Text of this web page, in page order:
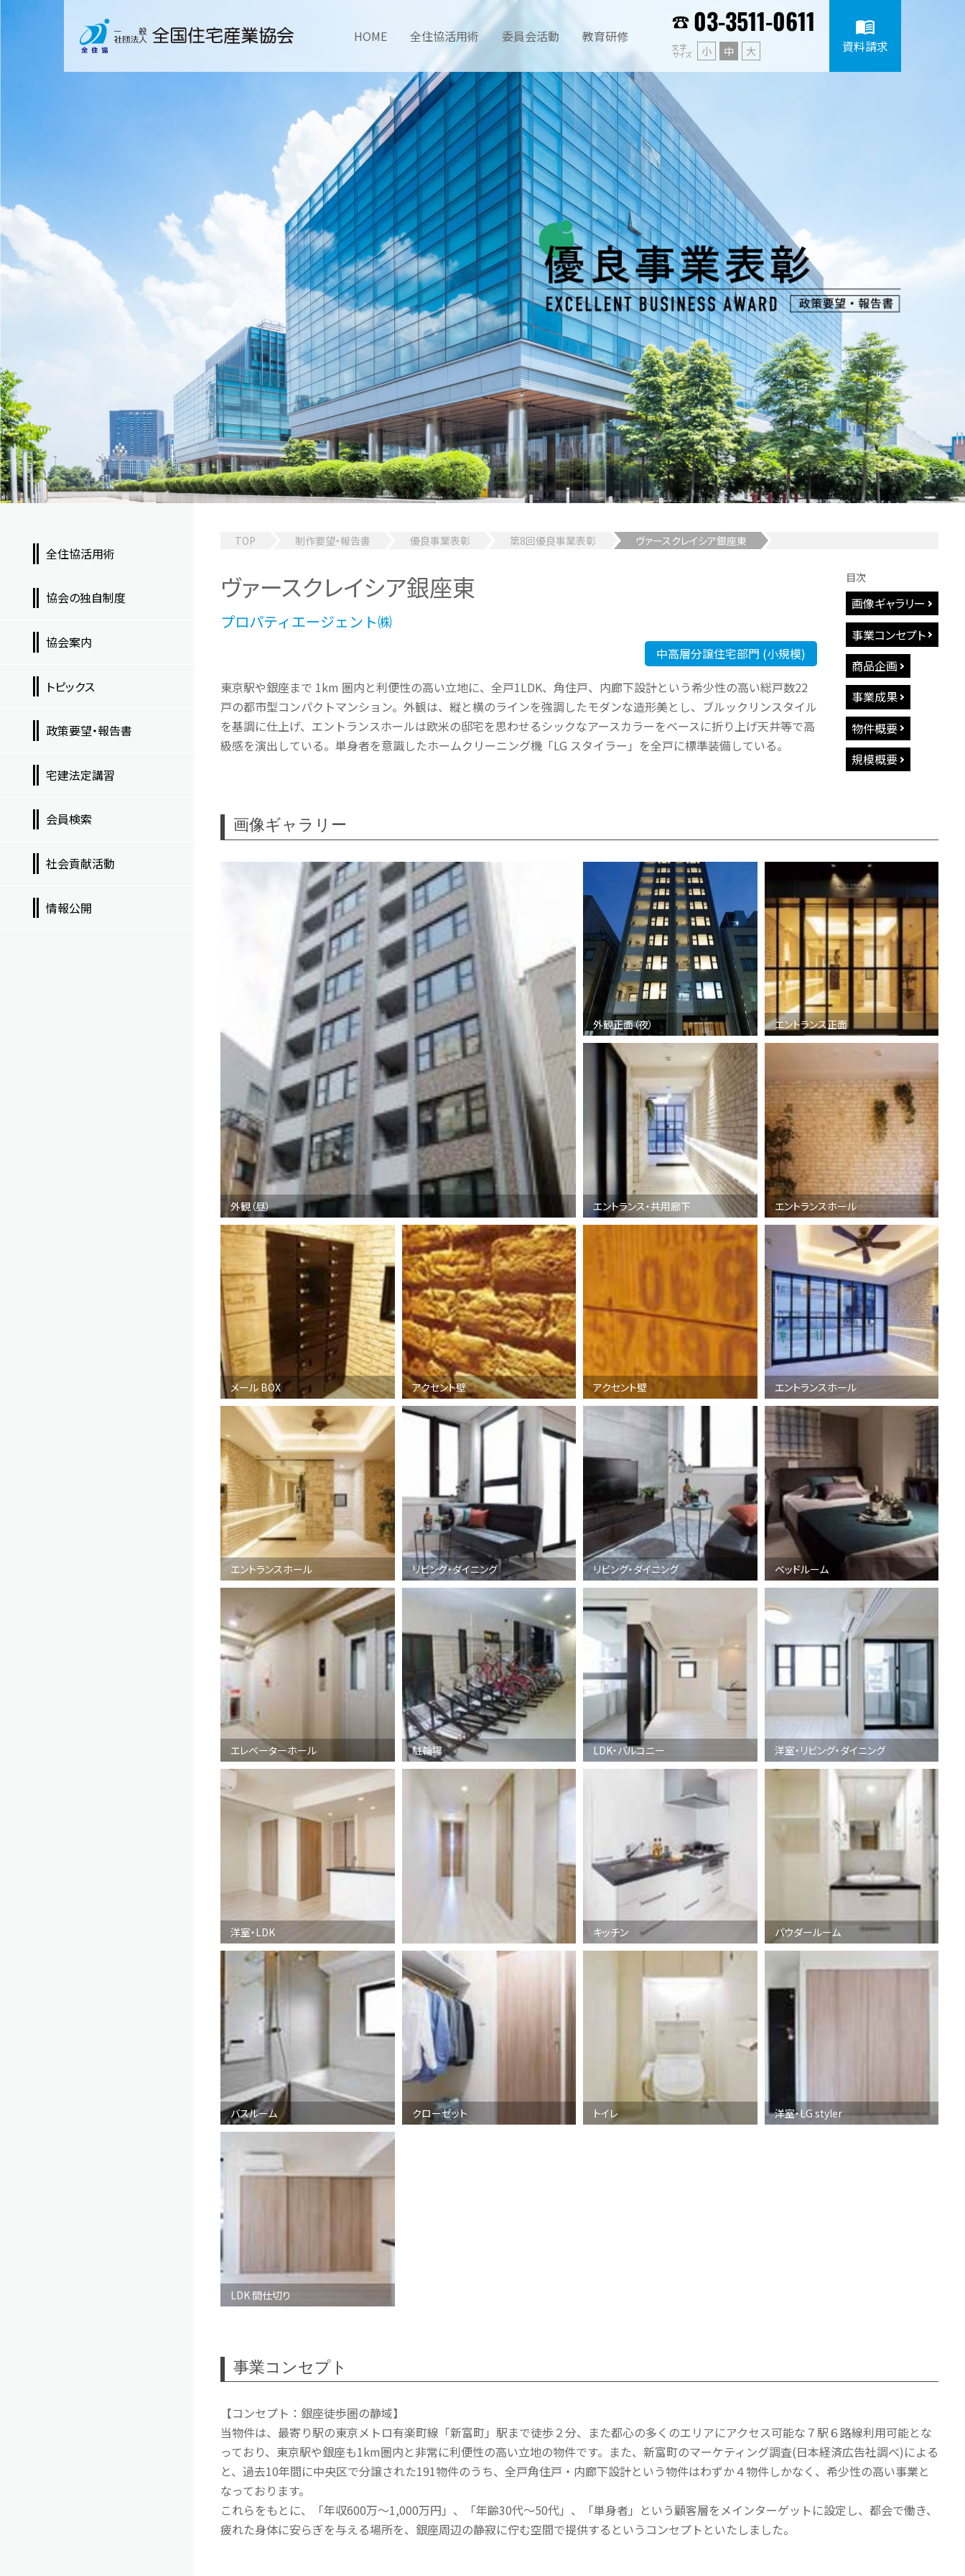
HOME 全住協活用術 委員会活動 教育研修 03-3511-0611
文字
サイズ 小 中 大
menu_book
資料請求
TOP 制作要望・報告書 優良事業表彰 第8回優良事業表彰 ヴァースクレイシア銀座東
ヴァースクレイシア銀座東
プロパティエージェント㈱
中高層分譲住宅部門 (小規模)
東京駅や銀座まで 1km 圏内と利便性の高い立地に、全戸1LDK、角住戸、内廊下設計という希少性の高い総戸数22
戸の都市型コンパクトマンション。外観は、縦と横のラインを強調したモダンな造形美とし、ブルックリンスタイル
を基調に仕上げ、エントランスホールは欧米の邸宅を思わせるシックなアースカラーをベースに折り上げ天井等で高
級感を演出している。単身者を意識したホームクリーニング機「LG スタイラー」を全戸に標準装備している。
目次
画像ギャラリー
事業コンセプト
商品企画
事業成果
物件概要
規模概要
画像ギャラリー
外観（昼）
外観正面（夜） エントランス正面
エントランス・共用廊下 エントランスホール
メール BOX アクセント壁 アクセント壁 エントランスホール
エントランスホール リビング・ダイニング リビング・ダイニング ベッドルーム
エレベーターホール 駐輪場 LDK・バルコニー 洋室・リビング・ダイニング
洋室・LDK キッチン パウダールーム
バスルーム クローゼット トイレ 洋室・LG styler
LDK 間仕切り
事業コンセプト
【コンセプト：銀座徒歩圏の静域】
当物件は、最寄り駅の東京メトロ有楽町線「新富町」駅まで徒歩２分、また都心の多くのエリアにアクセス可能な７駅６路線利用可能とな
っており、東京駅や銀座も1km圏内と非常に利便性の高い立地の物件です。また、新富町のマーケティング調査(日本経済広告社調べ)による
と、過去10年間に中央区で分譲された191物件のうち、全戸角住戸・内廊下設計という物件はわずか４物件しかなく、希少性の高い事業と
なっております。
これらをもとに、「年収600万～1,000万円」、「年齢30代～50代」、「単身者」という顧客層をメインターゲットに設定し、都会で働き、
疲れた身体に安らぎを与える場所を、銀座周辺の静寂に佇む空間で提供するというコンセプトといたしました。
全住協活用術
協会の独自制度
協会案内
トピックス
政策要望・報告書
宅建法定講習
会員検索
社会貢献活動
情報公開